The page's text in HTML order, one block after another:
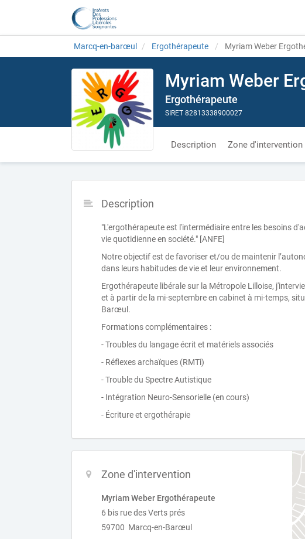
Marcq-en-barœul Ergothérapeute Myriam Weber
Myriam Weber
Ergothérapeute
SIRET 82813338900027
Description Zone d'intervention
Description
"L'ergothérapeute est l'intermédiaire entre les besoins
vie quotidienne en société." [ANFE]
Notre objectif est de favoriser et/ou de maintenir
dans leurs habitudes de vie et leur environnement.
Ergothérapeute libérale sur la Métropole Lilloise,
et à partir de la mi-septembre en cabinet à mi-temps,
Barœul.
Formations complémentaires :
- Troubles du langage écrit et matériels associés
- Réflexes archaïques (RMTi)
- Trouble du Spectre Autistique
- Intégration Neuro-Sensorielle (en cours)
- Écriture et ergothérapie
Zone d'intervention
Myriam Weber Ergothérapeute
6 bis rue des Verts prés
59700 Marcq-en-Barœul